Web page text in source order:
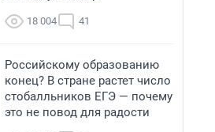
18 004 41
Российскому образованию
конец? В стране растет число
стобалльников ЕГЭ — почему
это не повод для радости